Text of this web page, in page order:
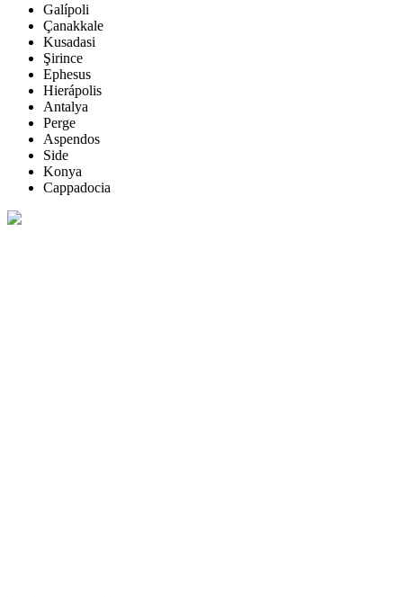
Galípoli
Çanakkale
Kusadasi
Şirince
Ephesus
Hierápolis
Antalya
Perge
Aspendos
Side
Konya
Cappadocia